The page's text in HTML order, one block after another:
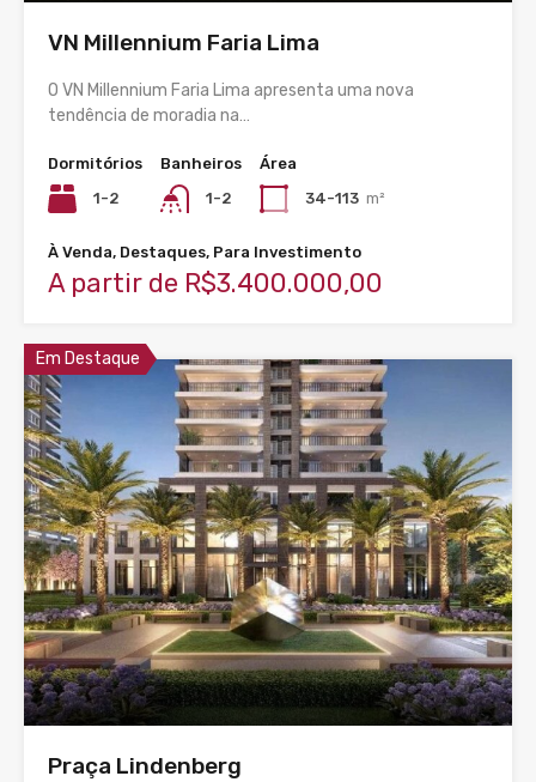
VN Millennium Faria Lima
O VN Millennium Faria Lima apresenta uma nova
tendência de moradia na…
Dormitórios
1-2
Banheiros
1-2
Área
34-113 m²
À Venda, Destaques, Para Investimento
A partir de R$3.400.000,00
Em Destaque
Praça Lindenberg